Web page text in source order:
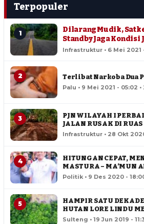
Terpopuler
1
Dilarang Mudik,
Standby Jaga Kondisi
Infrastruktur • 6 Mei 2021
2 Terlibat Narkoba Dua
Palu • 9 Mei 2021 - 05:02
3
PJN WILAYAH I
JALAN RUSAK DI
Infrastruktur • 28 Okt
4
HITUNGAN CEPAT,
MASTURA – MA’MUN
SULTENG
Politik • 9 Des 2020 -
5
HAMPIR SATU
HUTAN LORE LINDU
HEKTAR
Sulteng • 19 Jun 2019 -